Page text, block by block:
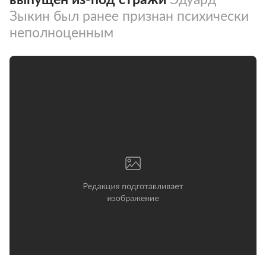
Зыкин был ранее признан психически
неполноценным